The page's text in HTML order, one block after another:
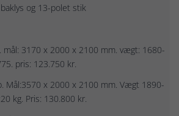
og 13-polet stik
mål: 3170 x 2000 x 2100 mm. vægt: 1680-
pris: 123.750 kr.
Mål:3570 x 2000 x 2100 mm. Vægt 1890-
kg. Pris: 130.800 kr.